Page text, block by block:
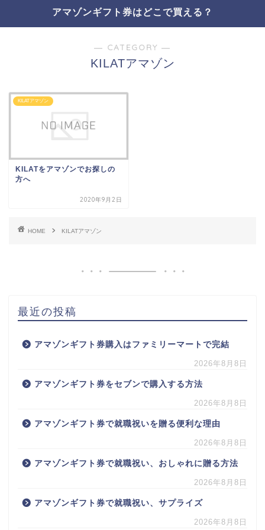
アマゾンギフト券はどこで買える？
― CATEGORY ―
KILATアマゾン
KILATアマゾン
KILATをアマゾンでお探しの
方へ
2020年9月2日
HOME KILATアマゾン
最近の投稿
アマゾンギフト券購入はファミリーマートで完結
2026年8月8日
アマゾンギフト券をセブンで購入する方法
2026年8月8日
アマゾンギフト券で就職祝いを贈る便利な理由
2026年8月8日
アマゾンギフト券で就職祝い、おしゃれに贈る方法
2026年8月8日
アマゾンギフト券で就職祝い、サプライズ
2026年8月8日